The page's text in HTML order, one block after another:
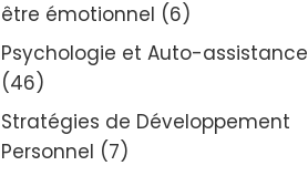
être émotionnel (6)
Psychologie et Auto-assistance
(46)
Stratégies de Développement
Personnel (7)